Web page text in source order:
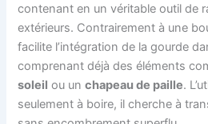
contenant en un véritable outil de
extérieurs. Contrairement à une
facilite l’intégration de la gourde
comprenant déjà des éléments
soleil ou unchapeau de paille.
seulement à boire, il cherche à